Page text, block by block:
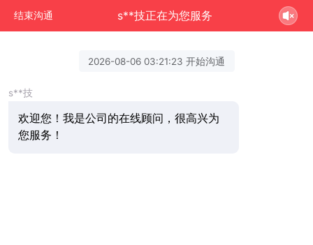
结束沟通 s**技正在为您服务
2026-08-06 03:21:23 开始沟通
s**技
欢迎您！我是公司的在线顾问，很高兴为
您服务！